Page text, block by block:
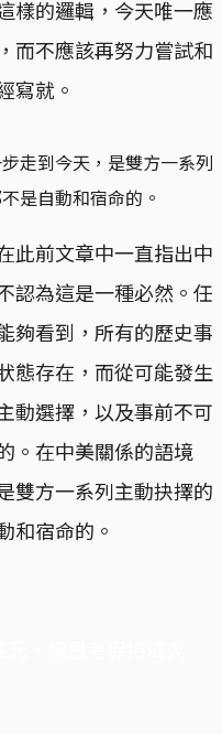
樣的邏輯，今天唯一應
而不應該再努力嘗試和
寫就。
走到今天，是雙方一系列
是自動和宿命的。
此前文章中一直指出中
認為這是一種必然。任
夠看到，所有的歷史事
態存在，而從可能發生
動選擇，以及事前不可
。在中美關係的語境
雙方一系列主動抉擇的
和宿命的。